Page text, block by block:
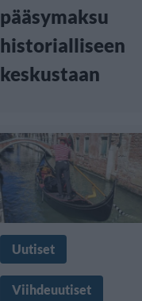
pääsymaksu
historialliseen
keskustaan
Uutiset
Viihdeuutiset